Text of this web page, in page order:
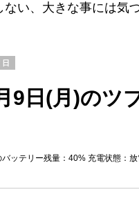
ない、大きな事には気
9日(月)のツ
ッテリー残量：40% 充電状態：